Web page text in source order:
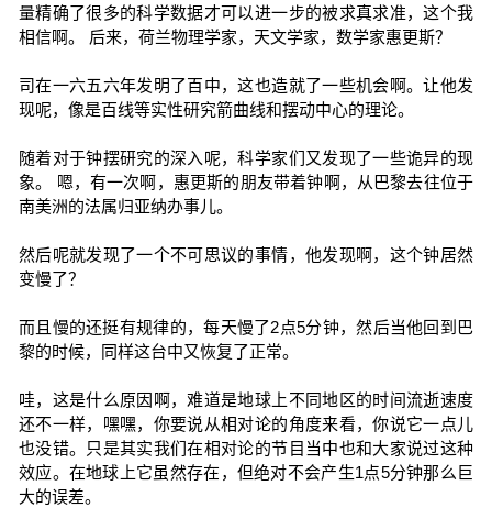
量精确了很多的科学数据才可以进一步的被求真求准，这个我
相信啊。 后来，荷兰物理学家，天文学家，数学家惠更斯？
司在一六五六年发明了百中，这也造就了一些机会啊。让他发
现呢，像是百线等实性研究箭曲线和摆动中心的理论。
随着对于钟摆研究的深入呢，科学家们又发现了一些诡异的现
象。 嗯，有一次啊，惠更斯的朋友带着钟啊，从巴黎去往位于
南美洲的法属归亚纳办事儿。
然后呢就发现了一个不可思议的事情，他发现啊，这个钟居然
变慢了？
而且慢的还挺有规律的，每天慢了2点5分钟，然后当他回到巴
黎的时候，同样这台中又恢复了正常。
哇，这是什么原因啊，难道是地球上不同地区的时间流逝速度
还不一样，嘿嘿，你要说从相对论的角度来看，你说它一点儿
也没错。只是其实我们在相对论的节目当中也和大家说过这种
效应。在地球上它虽然存在，但绝对不会产生1点5分钟那么巨
大的误差。